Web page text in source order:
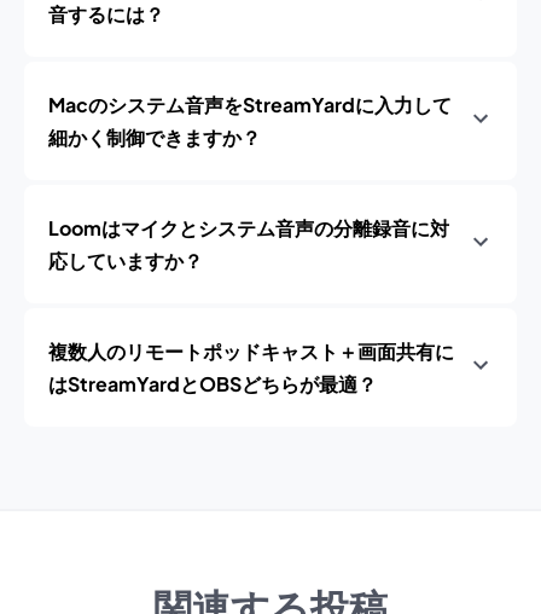
音するには？
Macのシステム音声をStreamYardに入力して
細かく制御できますか？
Loomはマイクとシステム音声の分離録音に対
応していますか？
複数人のリモートポッドキャスト＋画面共有に
はStreamYardとOBSどちらが最適？